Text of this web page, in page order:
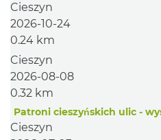
Cieszyn
2026-10-24
0.24 km
Cieszyn
2026-08-08
0.32 km
Patroni cieszyńskich ulic -
Cieszyn